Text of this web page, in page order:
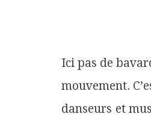
Ici pas de
mouvement.
danseurs et